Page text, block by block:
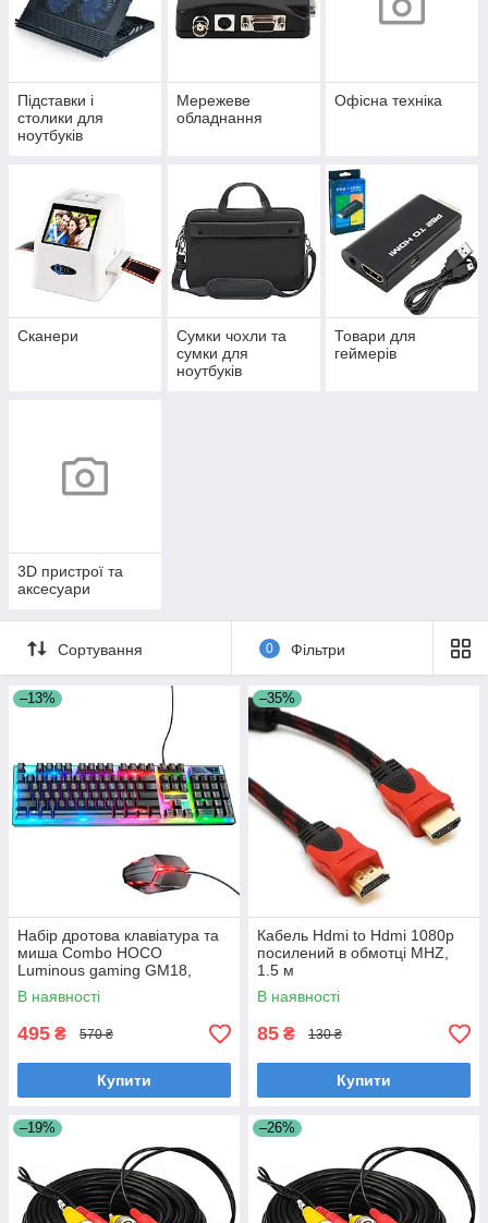
Підставки і
столики для
ноутбуків
Мережеве
обладнання
Офісна техніка
Сканери
Сумки чохли та
сумки для
ноутбуків
Товари для
геймерів
3D пристрої та
аксесуари
Сортування 0 Фільтри
–13%
Набір дротова клавіатура та
миша Combo HOCO
Luminous gaming GM18,
чорний
В наявності
495 ₴ 570 ₴
Купити
–35%
Кабель Hdmi to Hdmi 1080p
посилений в обмотці MHZ,
1.5 м
В наявності
85 ₴ 130 ₴
Купити
–19% –26%